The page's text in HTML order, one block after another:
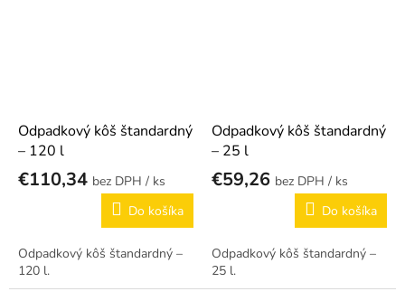
Odpadkový kôš štandardný
– 120 l
€110,34
/ ks
Do košíka
Odpadkový kôš štandardný –
120 l.
Odpadkový kôš štandardný
– 25 l
€59,26
/ ks
Do košíka
Odpadkový kôš štandardný –
25 l.